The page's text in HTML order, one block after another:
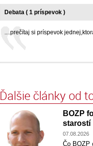
Debata ( 1 príspevok )
....prečítaj si príspevok
Ďalšie články od
BOZP
starostí
07.08.2026
Čo BOZP